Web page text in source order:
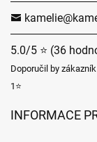
5.0/5 ⭐ (36
Doporučil by
1⭐
INFORMACE